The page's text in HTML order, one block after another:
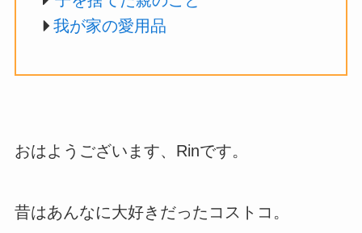
我が家の愛用品
おはようございます、Rinです。
昔はあんなに大好きだったコストコ。